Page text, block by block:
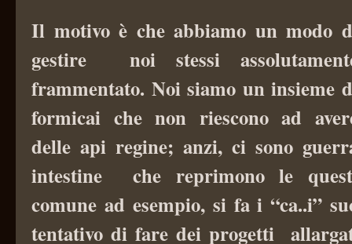
Il motivo è che abbiamo un modo
gestire noi stessi
frammentato. Noi siamo un insieme
formicai che non riescono ad
delle api regine; anzi, ci sono
intestine che reprimono le
comune ad esempio, si fa i “ca..i”
tentativo di fare dei progetti